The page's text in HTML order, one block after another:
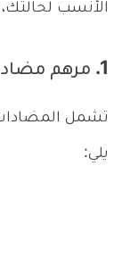
الأنسب
1. مرهم مضاد حيوي للطفح الجلدي
تشمل
يلي: